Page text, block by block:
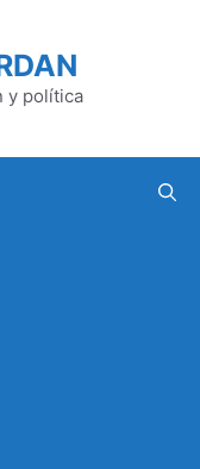
y política